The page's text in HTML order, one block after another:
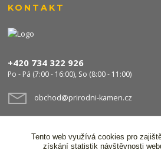
KONTAKT
+420 734 322 926
Po - Pá (7:00 - 16:00), So (8:00 - 11:00)
obchod@prirodni-kamen.cz
Tento web využívá cookies pro
získání statistik návštěvnosti